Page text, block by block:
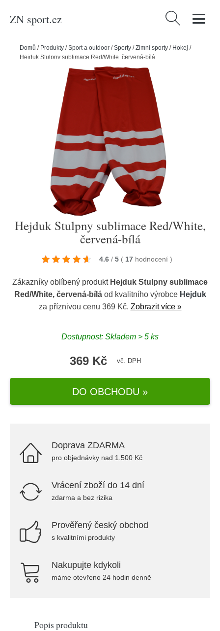
ZN sport.cz Vyhledávání
Domů / Produkty /Sport a outdoor /Sporty /Zimní sporty / Hokej /
Hejduk Stulpny sublimace Red/White, červená-bílá
Hejduk Stulpny sublimace Red/White,
červená-bílá
4.6 / 5 ( 17 hodnocení )
Zákazníky oblíbený produkt Hejduk Stulpny sublimace
Red/White, červená-bíláod kvalitního výrobce Hejduk
za příznivou cenu 369 Kč. Zobrazit více »
Dostupnost: Skladem > 5 ks
369 Kč vč. DPH
DO OBCHODU »
Doprava ZDARMA
pro objednávky nad 1.500 Kč
Vrácení zboží do 14 dní
zdarma a bez rizika
Prověřený český obchod
s kvalitními produkty
Nakupujte kdykoli
máme otevřeno 24 hodin denně
Popis produktu